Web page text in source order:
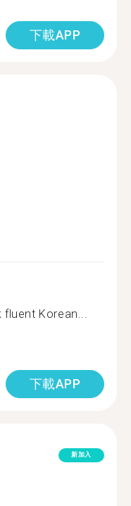
下載APP
fluent Korean...
下載APP
新加入